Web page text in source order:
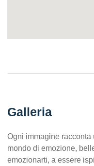
Galleria
Ogni immagine
mondo di emozione,
emozionarti, a essere